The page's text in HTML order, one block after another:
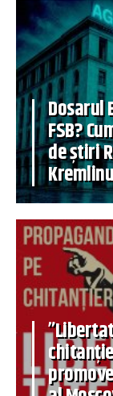
Dosarul
FSB?
de știri